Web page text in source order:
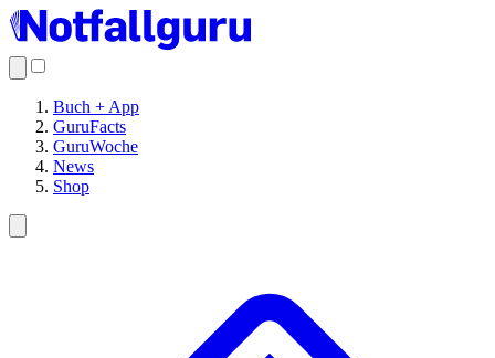
Buch + App
GuruFacts
GuruWoche
News
Shop